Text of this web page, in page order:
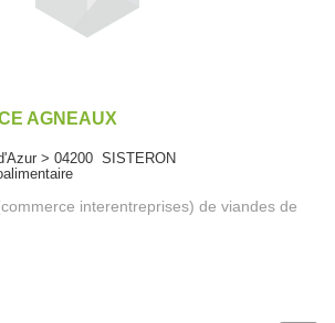
AGNEAUX
> 04200 SISTERON
interentreprises) de viandes de